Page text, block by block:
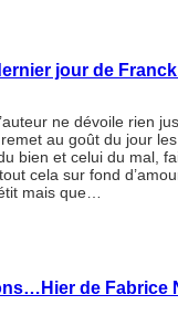
jour de
ne dévoile rien
au goût du jour
bien et celui du mal,
cela sur fond
mais que…
de Fabrice